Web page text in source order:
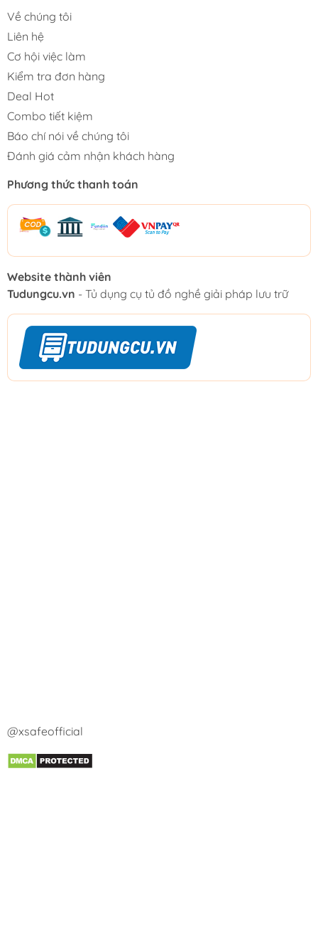
Về chúng tôi
Liên hệ
Cơ hội việc làm
Kiểm tra đơn hàng
Deal Hot
Combo tiết kiệm
Báo chí nói về chúng tôi
Đánh giá cảm nhận khách hàng
Phương thức thanh toán
Website thành viên
Tudungcu.vn - Tủ dụng cụ tủ đồ nghề giải pháp lưu trữ
@xsafeofficial